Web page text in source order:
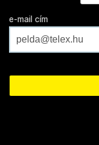
e-mail cím